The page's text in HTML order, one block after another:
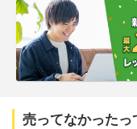
売ってなかったっ